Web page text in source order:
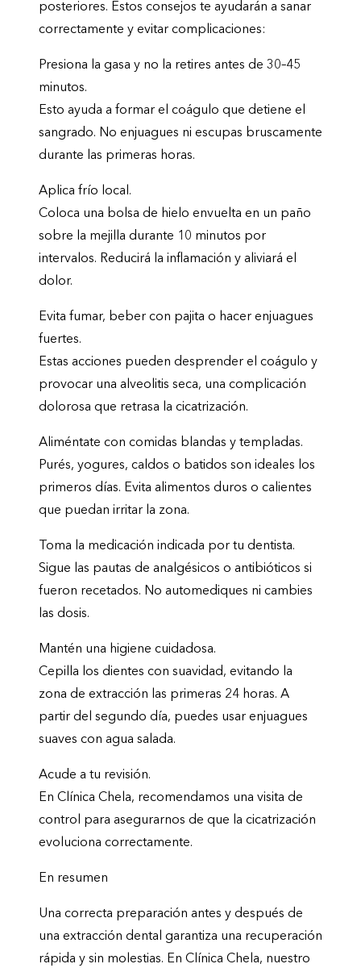
posteriores. Estos consejos te ayudarán a sanar
correctamente y evitar complicaciones:
Presiona la gasa y no la retires antes de 30–45
minutos.
Esto ayuda a formar el coágulo que detiene el
sangrado. No enjuagues ni escupas bruscamente
durante las primeras horas.
Aplica frío local.
Coloca una bolsa de hielo envuelta en un paño
sobre la mejilla durante 10 minutos por
intervalos. Reducirá la inflamación y aliviará el
dolor.
Evita fumar, beber con pajita o hacer enjuagues
fuertes.
Estas acciones pueden desprender el coágulo y
provocar una alveolitis seca, una complicación
dolorosa que retrasa la cicatrización.
Aliméntate con comidas blandas y templadas.
Purés, yogures, caldos o batidos son ideales los
primeros días. Evita alimentos duros o calientes
que puedan irritar la zona.
Toma la medicación indicada por tu dentista.
Sigue las pautas de analgésicos o antibióticos si
fueron recetados. No automediques ni cambies
las dosis.
Mantén una higiene cuidadosa.
Cepilla los dientes con suavidad, evitando la
zona de extracción las primeras 24 horas. A
partir del segundo día, puedes usar enjuagues
suaves con agua salada.
Acude a tu revisión.
En Clínica Chela, recomendamos una visita de
control para asegurarnos de que la cicatrización
evoluciona correctamente.
En resumen
Una correcta preparación antes y después de
una extracción dental garantiza una recuperación
rápida y sin molestias. En Clínica Chela, nuestro